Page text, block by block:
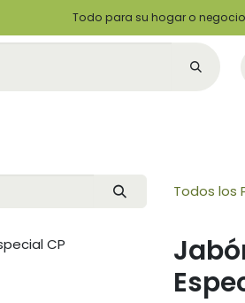
Todo para su hogar o
Todos los